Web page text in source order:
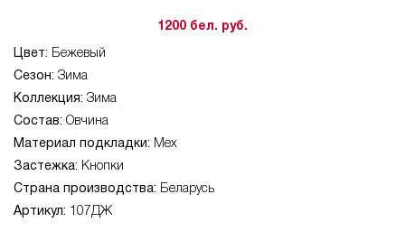
1200 бел. руб.
Цвет: Бежевый
Сезон: Зима
Коллекция: Зима
Состав: Овчина
Материал подкладки: Мех
Застежка: Кнопки
Страна производства: Беларусь
Артикул: 107ДЖ